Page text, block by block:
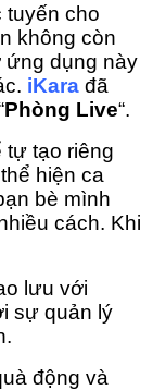
tuyến cho
không còn
ứng dụng này
iKara đã
Phòng Live“.
tự tạo riêng
hiện ca
bè mình
cách. Khi
lưu với
sự quản lý
động và